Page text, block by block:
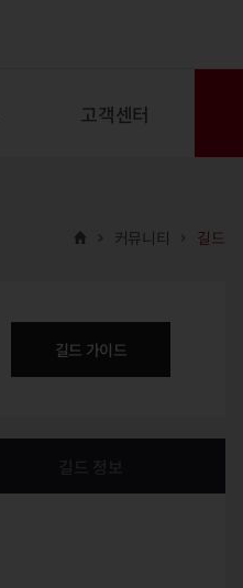
고객센터
커뮤니티 길드
길드 가이드